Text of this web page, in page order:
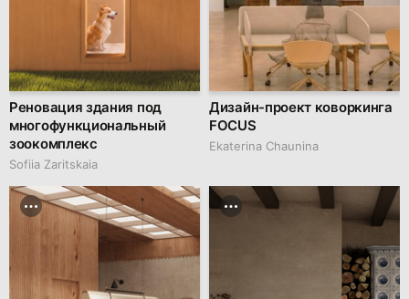
Реновация здания под
многофункциональный
зоокомплекс
Sofiia Zaritskaia
Дизайн-проект коворкинга
FOCUS
Ekaterina Chaunina